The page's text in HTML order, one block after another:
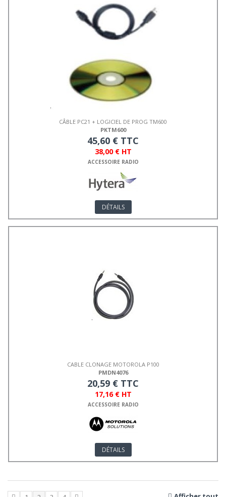
CÂBLE PC21 + LOGICIEL DE PROG TM600
PKTM600
45,60 € TTC
38,00 € HT
ACCESSOIRE RADIO
DÉTAILS
CABLE CLONAGE MOTOROLA P100
PMDN4076
20,59 € TTC
17,16 € HT
ACCESSOIRE RADIO
DÉTAILS